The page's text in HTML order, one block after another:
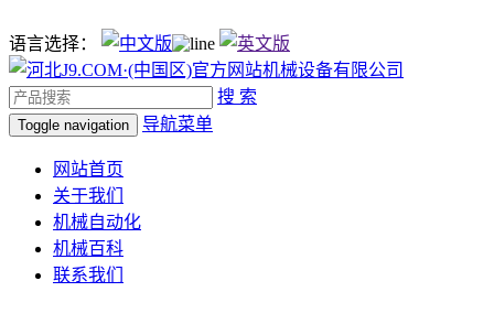
语言选择：
搜 索
Toggle navigation 导航菜单
网站首页
关于我们
机械自动化
机械百科
联系我们